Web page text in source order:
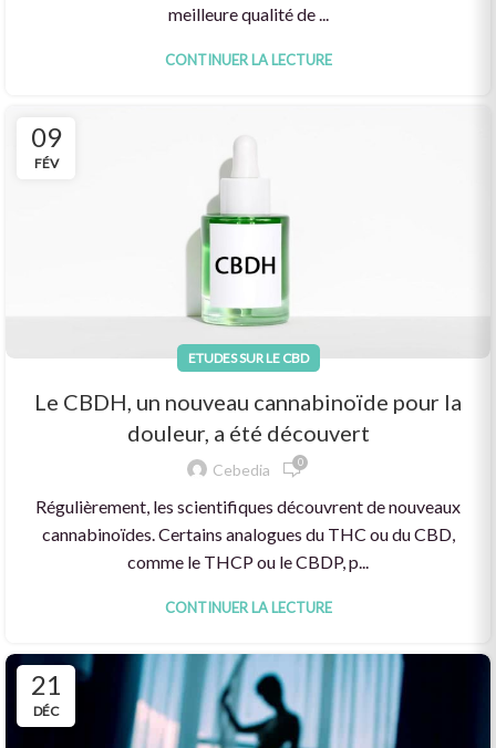
meilleure qualité de ...
CONTINUER LA LECTURE
09
FÉV
ETUDES SUR LE CBD
Le CBDH, un nouveau cannabinoïde pour la
douleur, a été découvert
Cebedia 0
Régulièrement, les scientifiques découvrent de nouveaux
cannabinoïdes. Certains analogues du THC ou du CBD,
comme le THCP ou le CBDP, p...
CONTINUER LA LECTURE
21
DÉC